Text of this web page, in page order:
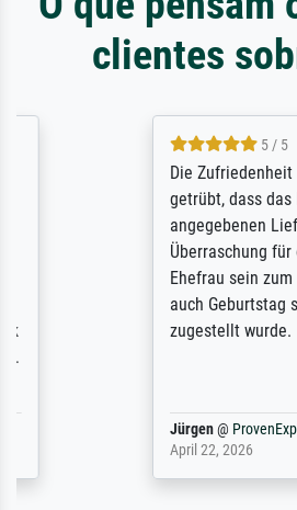
clientes
5 / 5
Die Zufriedenheit ist auch
getrübt, dass das Bild
angegebenen
Überraschung für die
Ehefrau sein zum
auch Geburtstag sein) doch
zugestellt wurde.
ProvenExpert
April 22, 2026